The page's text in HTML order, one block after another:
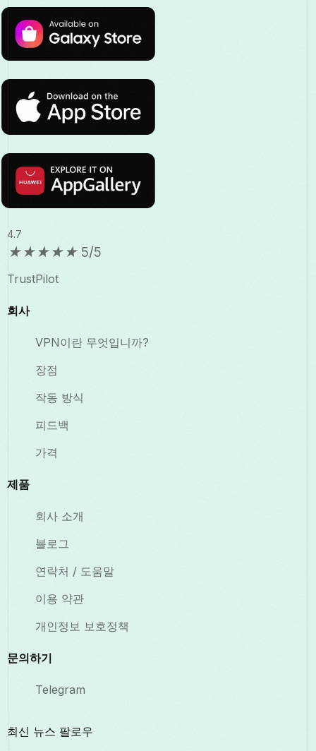
4.7
★★★★★ 5/5
TrustPilot
회사
VPN이란 무엇입니까?
장점
작동 방식
피드백
가격
제품
회사 소개
블로그
연락처 / 도움말
이용 약관
개인정보 보호정책
문의하기
Telegram
최신 뉴스 팔로우